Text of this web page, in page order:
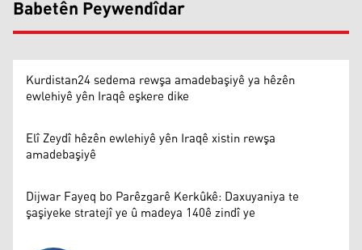
Babetên Peywendîdar
Kurdistan24 sedema rewşa amadebaşiyê ya hêzên
ewlehiyê yên Iraqê eşkere dike
Elî Zeydî hêzên ewlehiyê yên Iraqê xistin rewşa
amadebaşiyê
Dijwar Fayeq bo Parêzgarê Kerkûkê: Daxuyaniya te
şaşiyeke stratejî ye û madeya 140ê zindî ye